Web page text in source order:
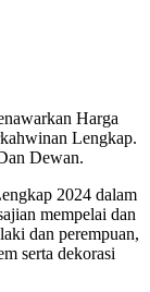
Harga
Lengkap.
Dewan.
2024 dalam
mempelai dan
dan perempuan,
serta dekorasi